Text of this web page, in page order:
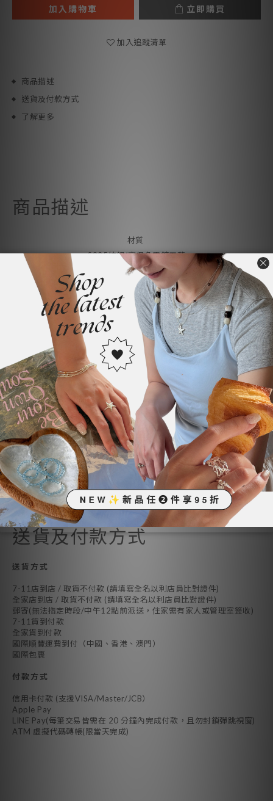
加入購物車 立即購買
加入追蹤清單
商品描述
送貨及付款方式
了解更多
商品描述
材質
S925純銀/高保色電鍍工藝
尺寸
鍊長:40cm+延長鍊5cm
(手工測量可能存在細微誤差）
4:44:『好多同學的許願款！説不想脖子空空又不想戴比較誇張的項
鍊，好這條純銀鍊很可以。』
⚠️請對照過個人脖圍再進行下單⚠️
不接受脖圍長度不合理由退換貨
👉🏻顯示「現貨」之商品即3-5日內發貨
👉🏻顯示「預購」，即需等待5-14個工作天（不含假日）
送貨及付款方式
送貨方式
7-11店到店 / 取貨不付款 (請填寫全名以利店員比對證件)
全家店到店 / 取貨不付款 (請填寫全名以利店員比對證件)
郵寄(無法指定時段/中午12點前派送，住家需有家人或管理室簽收)
7-11貨到付款
全家貨到付款
國際順豐運費到付（中國、香港、澳門）
國際包裹
付款方式
信用卡付款 (支援VISA/Master/JCB）
Apple Pay
LINE Pay(每筆交易皆需在 20 分鐘內完成付款，且勿封鎖彈跳視窗)
ATM 虛擬代碼轉帳(限當天完成)